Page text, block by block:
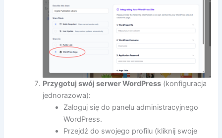
Przygotuj swój serwer WordPress (konfiguracja
jednorazowa):
Zaloguj się do panelu administracyjnego
WordPress.
Przejdź do swojego profilu (kliknij swoje